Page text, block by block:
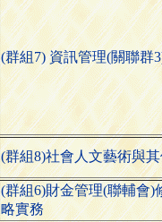
(群組7) 資訊管理(關聯
(群組8)社會人文藝術與其
(群組6)財金管理(聯輔會)
略實務